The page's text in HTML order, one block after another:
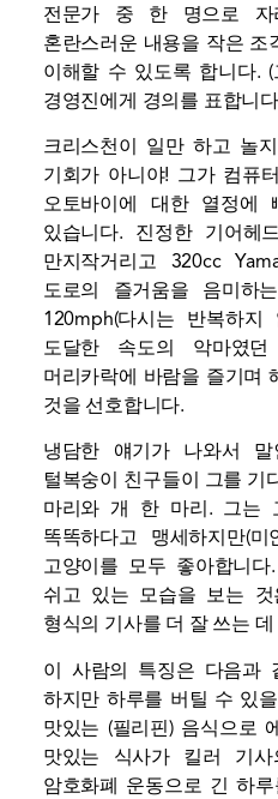
전문가 중 한 명으로 자
혼란스러운 내용을 작은 조
이해할 수 있도록 합니다.
경영진에게 경의를 표합니
크리스천이 일만 하고 놀
기회가 아니야! 그가 컴퓨
오토바이에 대한 열정
있습니다. 진정한 기어헤
만지작거리고 320cc
도로의 즐거움을 음미하
120mph(다시는 반복하지
도달한 속도의 악마였
머리카락에 바람을 즐기며
것을 선호합니다.
냉담한 얘기가 나와서 말
털복숭이 친구들이 그를 기
마리와 개 한 마리. 그는
똑똑하다고 맹세하지만(
고양이를 모두 좋아합니
쉬고 있는 모습을 보는
형식의 기사를 더 잘 쓰는
이 사람의 특징은 다음과
하지만 하루를 버틸 수 있
맛있는 (필리핀) 음식으로
맛있는 식사가 킬러 기사
암호화폐 운동으로 긴 하